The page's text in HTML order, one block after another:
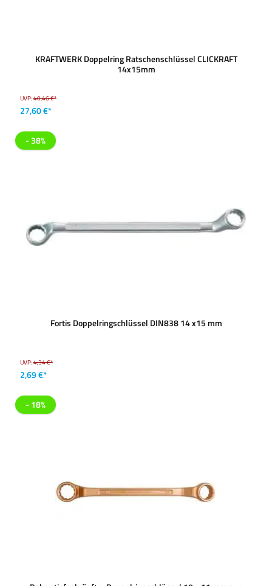
KRAFTWERK Doppelring Ratschenschlüssel CLICKRAFT
14x15mm
UVP:40,46 €*
27,60 €*
- 38%
Fortis Doppelringschlüssel DIN838 14 x15 mm
UVP:4,34 €*
2,69 €*
- 18%